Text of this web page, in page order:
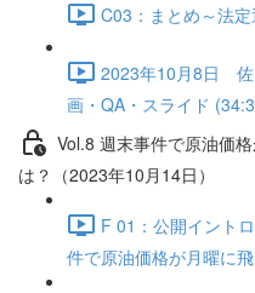
C03：まとめ～法
2023年10月8日 佐
画・QA・スライド
Vol.8 週末事件で原油価
は？（2023年10月14日）
F 01：公開イント
件で原油価格が月曜に